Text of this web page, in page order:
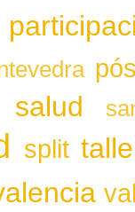
salud
split